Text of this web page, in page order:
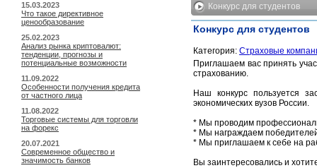
15.03.2023
Что такое директивное
ценообразование
25.02.2023
Анализ рынка криптовалют:
тенденции, прогнозы и
потенциальные возможности
11.09.2022
Особенности получения кредита
от частного лица
11.08.2022
Торговые системы для торговли
на форекс
20.07.2021
Современное общество и
значимость банков
Конкурс для студентов
Конкурс для студентов
Категория: Страховые
Приглашаем вас принять
страхованию.
Наш конкурс пользуется
экономических вузов России.
* Мы проводим
* Мы награждаем
* Мы приглашаем к себе на
Вы заинтересовались и